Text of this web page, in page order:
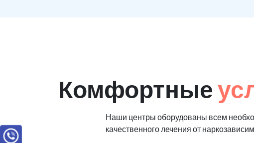
Комфортные
Наши центры оборудованы всем
качественного лечения от